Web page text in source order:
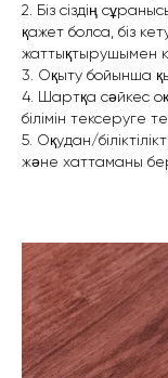
2. Біз сіздің
қажет болса, біз
жаттықтырушымен
3. Оқыту бойынша
4. Шартқа сәйкес
білімін тексеруге
5. Оқудан/
және хаттаманы